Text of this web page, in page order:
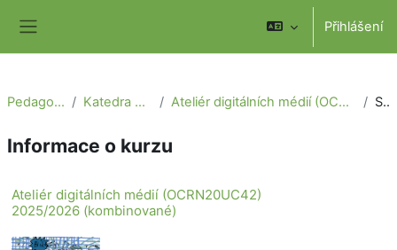
Přihlášení
Pedagogická fakulta Katedra výtvarné výchovy Ateliér digitálních médií (OCRN20UC42) 2025/2026 (kombinované) Souhrn
Informace o kurzu
Ateliér digitálních médií (OCRN20UC42)
2025/2026 (kombinované)